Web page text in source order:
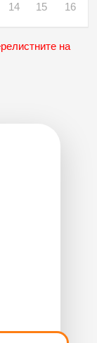
14
15
16
на